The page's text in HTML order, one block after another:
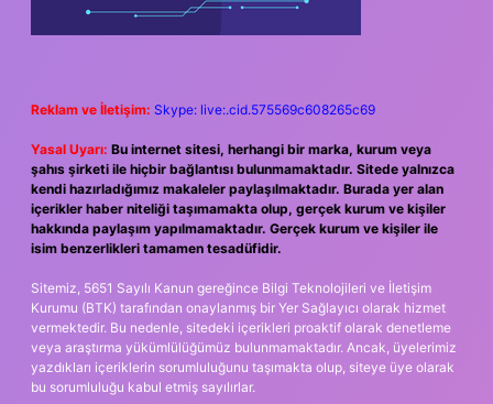
Reklam ve İletişim: Skype: live:.cid.575569c608265c69
Yasal Uyarı: Bu internet sitesi, herhangi bir marka, kurum veya
şahıs şirketi ile hiçbir bağlantısı bulunmamaktadır. Sitede yalnızca
kendi hazırladığımız makaleler paylaşılmaktadır. Burada yer alan
içerikler haber niteliği taşımamakta olup, gerçek kurum ve kişiler
hakkında paylaşım yapılmamaktadır. Gerçek kurum ve kişiler ile
isim benzerlikleri tamamen tesadüfidir.
Sitemiz, 5651 Sayılı Kanun gereğince Bilgi Teknolojileri ve İletişim
Kurumu (BTK) tarafından onaylanmış bir Yer Sağlayıcı olarak hizmet
vermektedir. Bu nedenle, sitedeki içerikleri proaktif olarak denetleme
veya araştırma yükümlülüğümüz bulunmamaktadır. Ancak, üyelerimiz
yazdıkları içeriklerin sorumluluğunu taşımakta olup, siteye üye olarak
bu sorumluluğu kabul etmiş sayılırlar.